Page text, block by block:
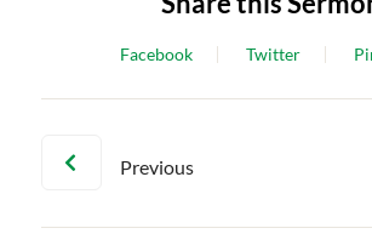
Facebook Twitter
Previous